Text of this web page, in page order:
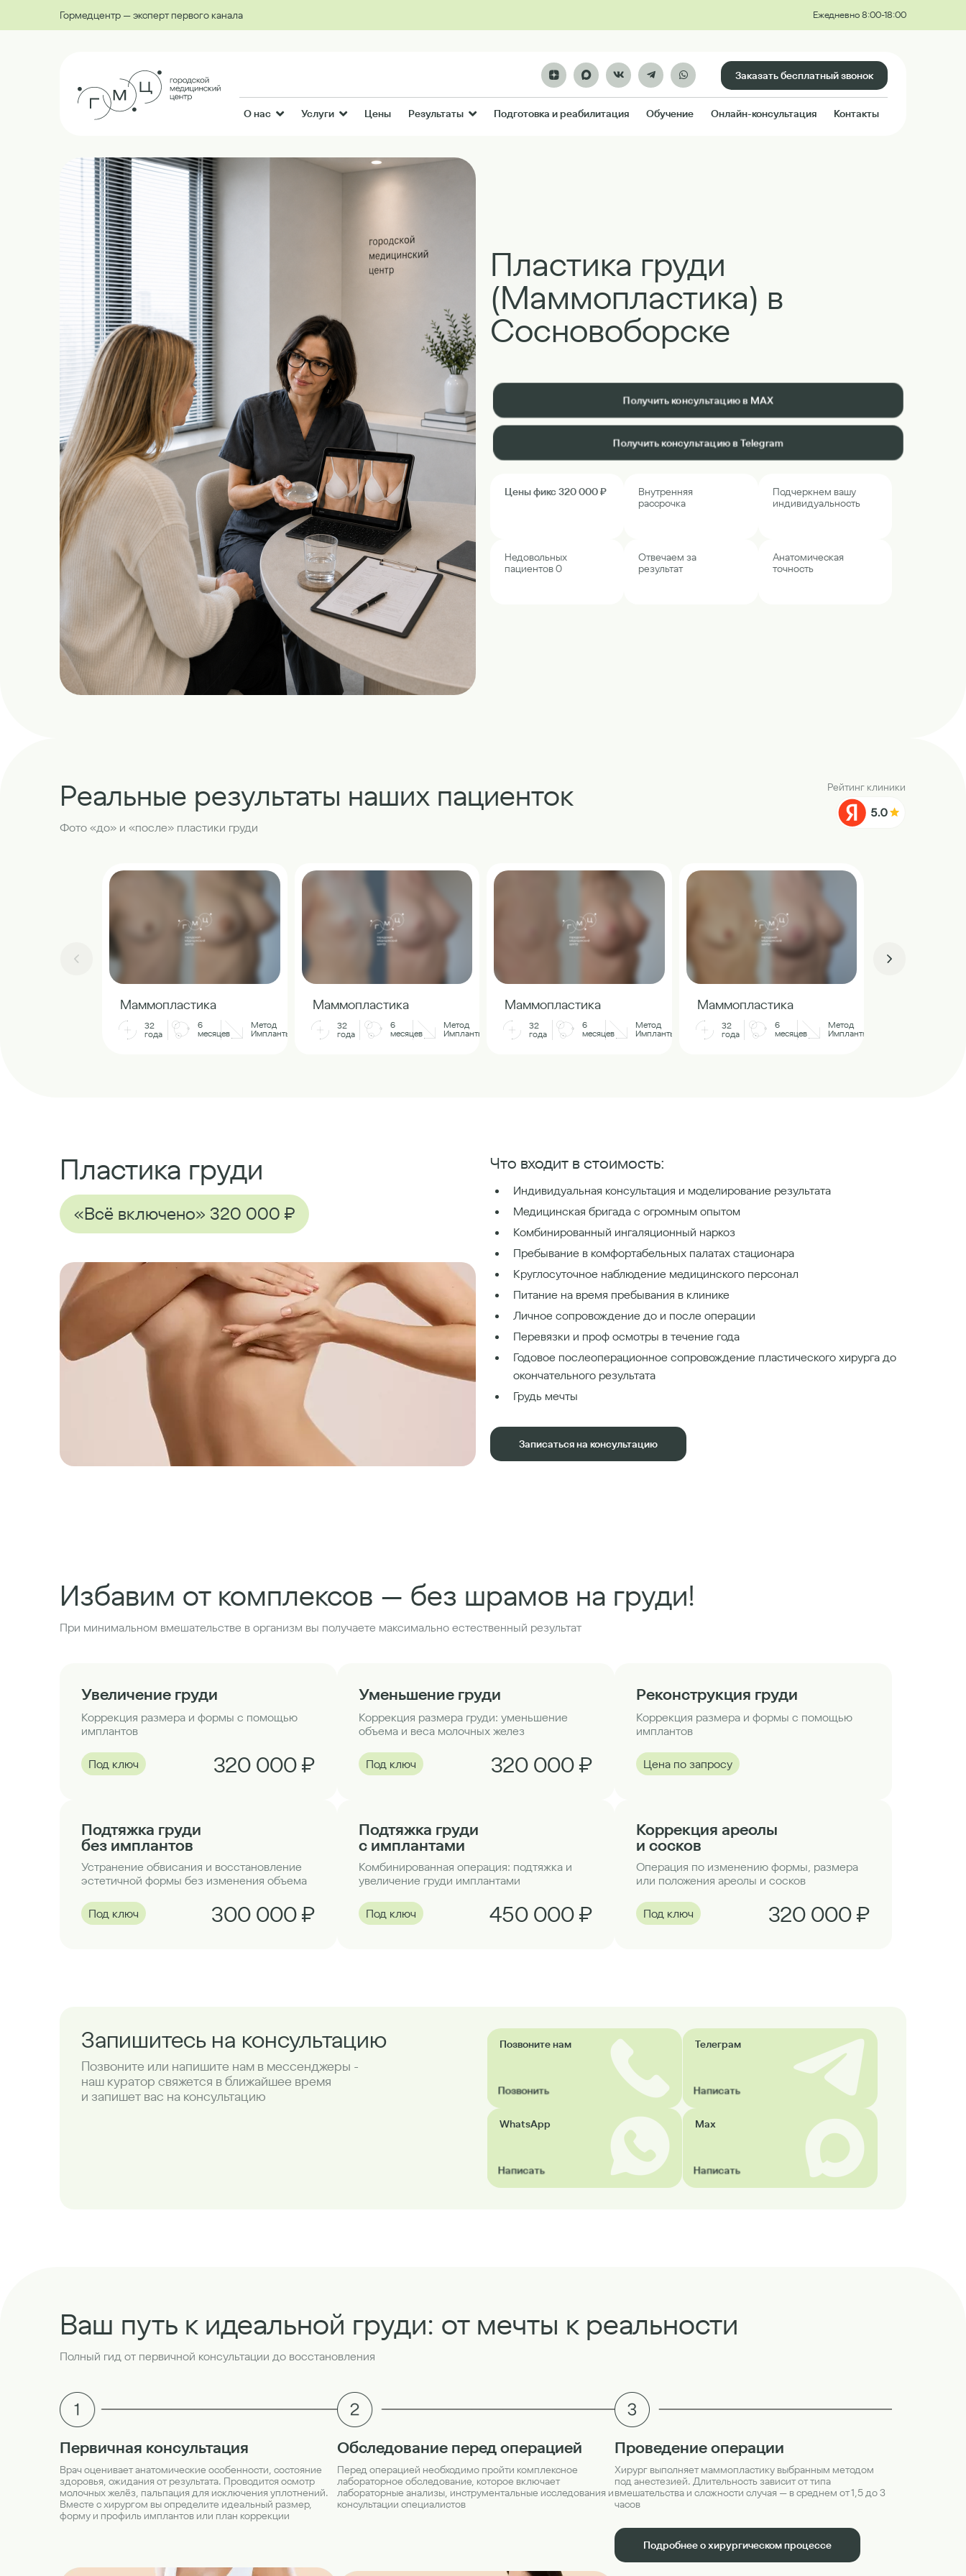
Гормедцентр — эксперт первого канала Ежедневно 8:00-18:00
Заказать бесплатный звонок
О нас Услуги Цены Результаты Подготовка и реабилитация Обучение Онлайн-консультация Контакты
Пластика груди
(Маммопластика) в
Сосновоборске
Получить консультацию в MAX
Получить консультацию в Telegram
Цены фикс 320 000 ₽
Внутренняя
рассрочка
Подчеркнем вашу
индивидуальность
Недовольных
пациентов 0
Отвечаем за
результат
Анатомическая
точность
Реальные результаты наших пациенток
Фото «до» и «после» пластики груди
Рейтинг клиники
Маммопластика
32
года
6
месяцев
Метод
Импланты
Маммопластика
32
года
6
месяцев
Метод
Импланты
Маммопластика
32
года
6
месяцев
Метод
Импланты
Маммопластика
32
года
6
месяцев
Метод
Импланты
Пластика груди
«Всё включено» 320 000 ₽
Что входит в стоимость:
Индивидуальная консультация и моделирование результата
Медицинская бригада с огромным опытом
Комбинированный ингаляционный наркоз
Пребывание в комфортабельных палатах стационара
Круглосуточное наблюдение медицинского персонал
Питание на время пребывания в клинике
Личное сопровождение до и после операции
Перевязки и проф осмотры в течение года
Годовое послеоперационное сопровождение пластического хирурга до
окончательного результата
Грудь мечты
Записаться на консультацию
Избавим от комплексов — без шрамов на груди!
При минимальном вмешательстве в организм вы получаете максимально естественный результат
Увеличение груди
Коррекция размера и формы с помощью
имплантов
Под ключ 320 000 ₽
Уменьшение груди
Коррекция размера груди: уменьшение
объема и веса молочных желез
Под ключ 320 000 ₽
Реконструкция груди
Коррекция размера и формы с помощью
имплантов
Цена по запросу
Подтяжка груди
без имплантов
Устранение обвисания и восстановление
эстетичной формы без изменения объема
Под ключ 300 000 ₽
Подтяжка груди
с имплантами
Комбинированная операция: подтяжка и
увеличение груди имплантами
Под ключ 450 000 ₽
Коррекция ареолы
и сосков
Операция по изменению формы, размера
или положения ареолы и сосков
Под ключ 320 000 ₽
Запишитесь на консультацию
Позвоните или напишите нам в мессенджеры -
наш куратор свяжется в ближайшее время
и запишет вас на консультацию
Позвоните нам
Позвонить
Телеграм
Написать
WhatsApp
Написать
Max
Написать
Ваш путь к идеальной груди: от мечты к реальности
Полный гид от первичной консультации до восстановления
Первичная консультация
Врач оценивает анатомические особенности, состояние
здоровья, ожидания от результата. Проводится осмотр
молочных желёз, пальпация для исключения уплотнений.
Вместе с хирургом вы определите идеальный размер,
форму и профиль имплантов или план коррекции
Обследование перед операцией
Перед операцией необходимо пройти комплексное
лабораторное обследование, которое включает
лабораторные анализы, инструментальные исследования и
консультации специалистов
Проведение операции
Хирург выполняет маммопластику выбранным методом
под анестезией. Длительность зависит от типа
вмешательства и сложности случая — в среднем от 1,5 до 3
часов
Подробнее о хирургическом процессе